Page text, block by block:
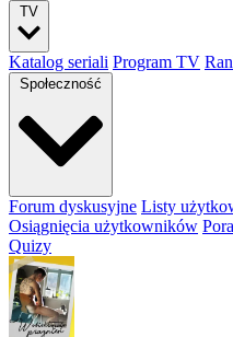
TV
Katalog seriali Program TV
Społeczność
Forum dyskusyjne Listy
Osiągnięcia użytkowników
Quizy